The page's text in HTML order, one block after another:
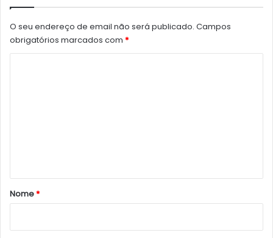
O seu endereço de email não será publicado. Campos
obrigatórios marcados com *
r
Nome*